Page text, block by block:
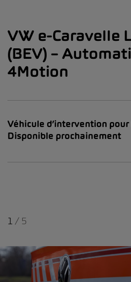
VW e-Caravelle
(BEV) –
4Motion
Véhicule d’intervention pour
Disponible prochainement
1 / 5